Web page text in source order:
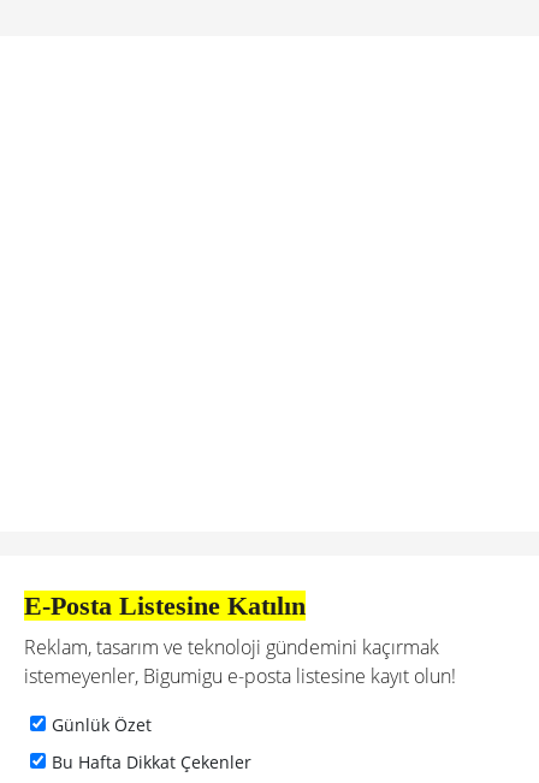
E-Posta Listesine Katılın
Reklam, tasarım ve teknoloji gündemini kaçırmak
istemeyenler, Bigumigu e-posta listesine kayıt olun!
Günlük Özet
Bu Hafta Dikkat Çekenler